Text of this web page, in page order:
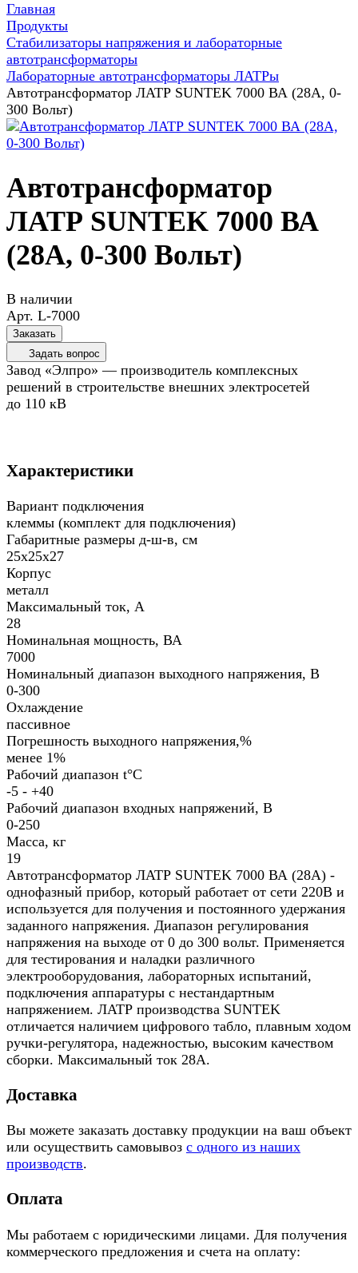
Главная
Продукты
Стабилизаторы напряжения и лабораторные
автотрансформаторы
Лабораторные автотрансформаторы ЛАТРы
Автотрансформатор ЛАТР SUNTEK 7000 ВА (28А, 0-
300 Вольт)
Автотрансформатор
ЛАТР SUNTEK 7000 ВА
(28А, 0-300 Вольт)
В наличии
Арт. L-7000
Заказать
Задать вопрос
Завод «Элпро» — производитель комплексных
решений в строительстве внешних электросетей
до 110 кВ
Характеристики
Вариант подключения
клеммы (комплект для подключения)
Габаритные размеры д-ш-в, см
25х25х27
Корпус
металл
Максимальный ток, А
28
Номинальная мощность, ВА
7000
Номинальный диапазон выходного напряжения, В
0-300
Охлаждение
пассивное
Погрешность выходного напряжения,%
менее 1%
Рабочий диапазон t°С
-5 - +40
Рабочий диапазон входных напряжений, В
0-250
Масса, кг
19
Автотрансформатор ЛАТР SUNTEK 7000 ВА (28А) -
однофазный прибор, который работает от сети 220В и
используется для получения и постоянного удержания
заданного напряжения. Диапазон регулирования
напряжения на выходе от 0 до 300 вольт. Применяется
для тестирования и наладки различного
электрооборудования, лабораторных испытаний,
подключения аппаратуры с нестандартным
напряжением. ЛАТР производства SUNTEK
отличается наличием цифрового табло, плавным ходом
ручки-регулятора, надежностью, высоким качеством
сборки. Максимальный ток 28А.
Доставка
Вы можете заказать доставку продукции на ваш объект
или осуществить самовывоз с одного из наших
производств.
Оплата
Мы работаем с юридическими лицами. Для получения
коммерческого предложения и счета на оплату: